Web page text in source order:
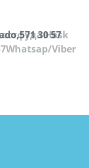
Hask
Viber
30 57